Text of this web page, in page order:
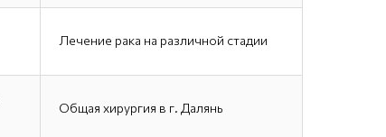
Лечение рака на различной стадии
Общая хирургия в г. Далянь